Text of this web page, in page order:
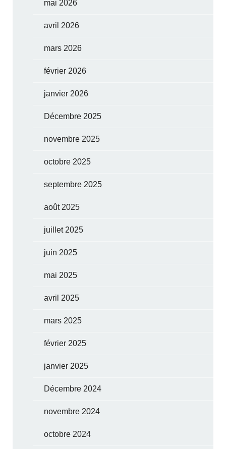
mai 2026
avril 2026
mars 2026
février 2026
janvier 2026
Décembre 2025
novembre 2025
octobre 2025
septembre 2025
août 2025
juillet 2025
juin 2025
mai 2025
avril 2025
mars 2025
février 2025
janvier 2025
Décembre 2024
novembre 2024
octobre 2024